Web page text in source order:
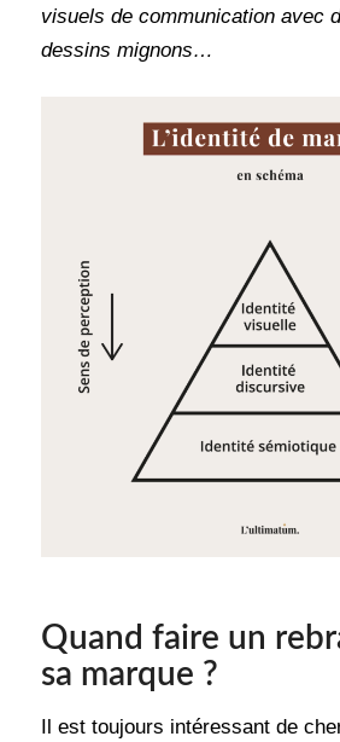
visuels de communication avec
dessins mignons…
Quand faire un
sa marque ?
Il est toujours intéressant de